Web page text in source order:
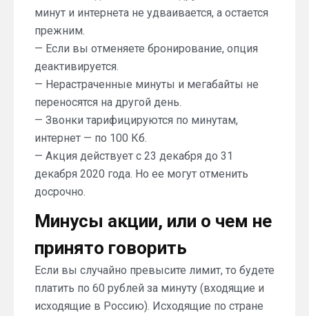
минут и интернета не удваивается, а остается
прежним.
— Если вы отменяете бронирование, опция
деактивируется.
— Нерастраченные минуты и мегабайты не
переносятся на другой день.
— Звонки тарифицируются по минутам,
интернет — по 100 Кб.
— Акция действует с 23 декабря до 31
декабря 2020 года. Но ее могут отменить
досрочно.
Минусы акции, или о чем не
принято говорить
Если вы случайно превысите лимит, то будете
платить по 60 рублей за минуту (входящие и
исходящие в Россию). Исходящие по стране